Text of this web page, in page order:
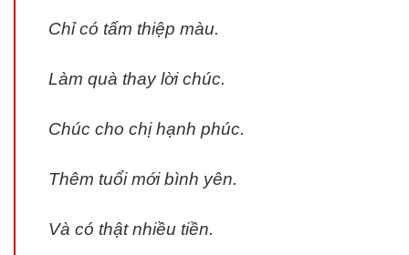
Chỉ có tấm thiệp màu.
Làm quà thay lời chúc.
Chúc cho chị hạnh phúc.
Thêm tuổi mới bình yên.
Và có thật nhiều tiền.